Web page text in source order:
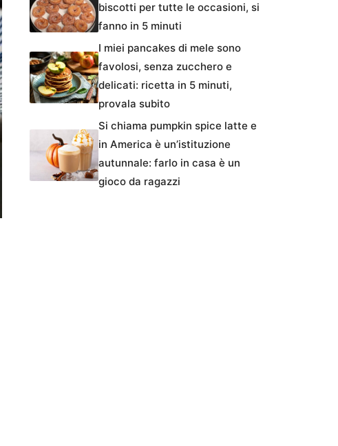
biscotti per tutte le occasioni, si
fanno in 5 minuti
I miei pancakes di mele sono
favolosi, senza zucchero e
delicati: ricetta in 5 minuti,
provala subito
Si chiama pumpkin spice latte e
in America è un’istituzione
autunnale: farlo in casa è un
gioco da ragazzi